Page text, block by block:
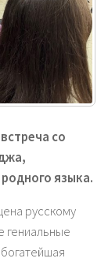
со
языка.
русскому
гениальные